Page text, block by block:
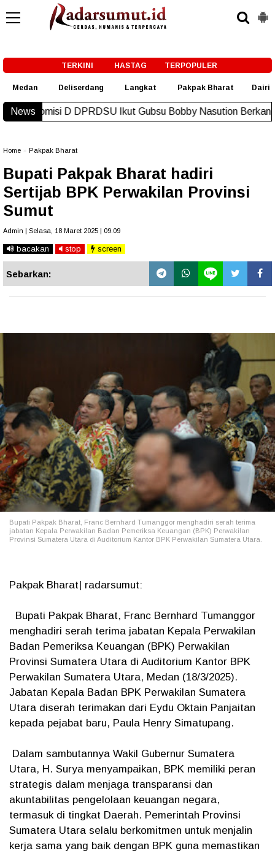
TERKINI HASTAG TERPOPULER
Medan Deliserdang Langkat Pakpak Bharat Dairi
News Ikut Gubsu Bobby Nasution Berkantor di Nias New!
Home Pakpak Bharat
Bupati Pakpak Bharat hadiri
Sertijab BPK Perwakilan Provinsi
Sumut
Admin | Selasa, 18 Maret 2025 | 09.09
bacakan stop screen
Sebarkan:
Bupati Pakpak Bharat, Franc Bernhard Tumanggor menghadiri serah terima
jabatan Kepala Perwakilan Badan Pemeriksa Keuangan (BPK) Perwakilan
Provinsi Sumatera Utara di Auditorium Kantor BPK Perwakilan Sumatera Utara.
Pakpak Bharat| radarsumut:
Bupati Pakpak Bharat, Franc Bernhard Tumanggor
menghadiri serah terima jabatan Kepala Perwakilan
Badan Pemeriksa Keuangan (BPK) Perwakilan
Provinsi Sumatera Utara di Auditorium Kantor BPK
Perwakilan Sumatera Utara, Medan (18/3/2025).
Jabatan Kepala Badan BPK Perwakilan Sumatera
Utara diserah terimakan dari Eydu Oktain Panjaitan
kepada pejabat baru, Paula Henry Simatupang.
Dalam sambutannya Wakil Gubernur Sumatera
Utara, H. Surya menyampaikan, BPK memiliki peran
strategis dalam menjaga transparansi dan
akuntabilitas pengelolaan keuangan negara,
termasuk di tingkat Daerah. Pemerintah Provinsi
Sumatera Utara selalu berkomitmen untuk menjalin
kerja sama yang baik dengan BPK guna memastikan